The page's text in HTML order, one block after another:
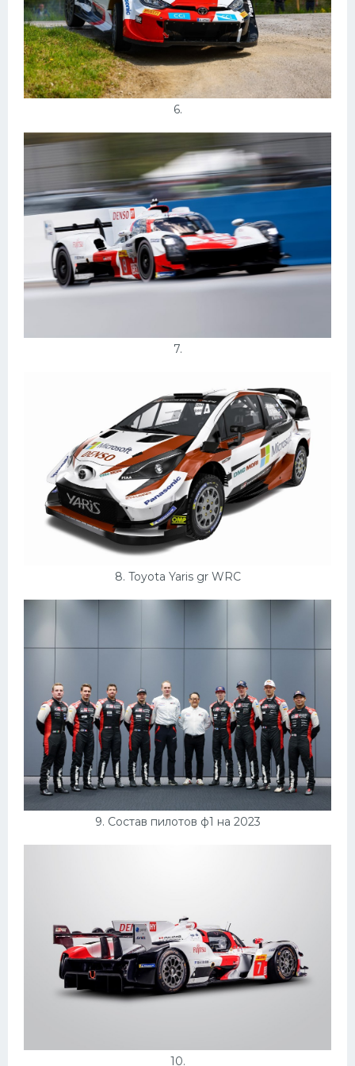
6.
7.
8. Toyota Yaris gr WRC
9. Состав пилотов ф1 на 2023
10.